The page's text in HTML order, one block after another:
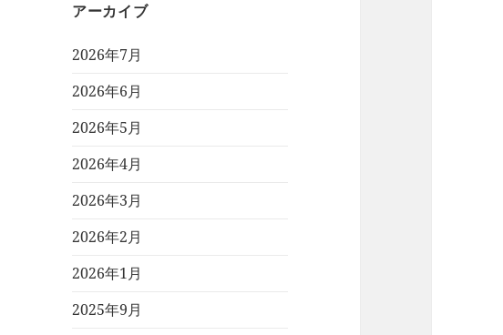
アーカイブ
2026年7月
2026年6月
2026年5月
2026年4月
2026年3月
2026年2月
2026年1月
2025年9月